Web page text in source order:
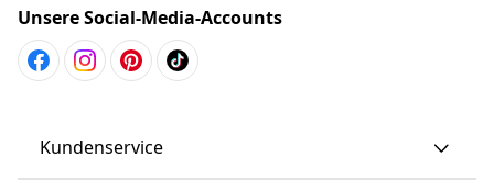
Unsere Social-Media-Accounts
Kundenservice